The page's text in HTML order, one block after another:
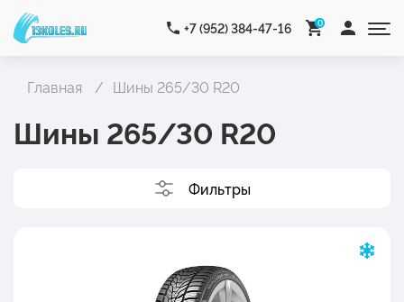
+7 (952) 384-47-16 0
Главная Шины 265/30 R20
Шины 265/30 R20
Фильтры